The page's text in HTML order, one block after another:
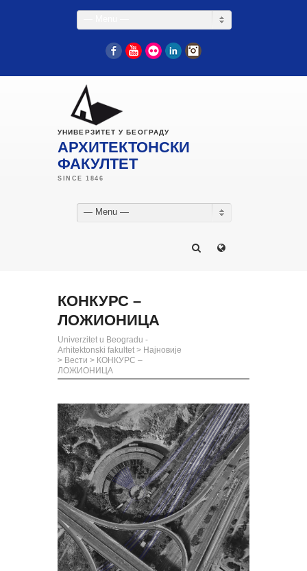
FacebookYouTube
Flickr LinkedIn
УНИВЕРЗИТЕТ У БЕОГРАДУ
АРХИТЕКТОНСКИ
ФАКУЛТЕТ
— Menu —
КОНКУРС –
ЛОЖИОНИЦА
Univerzitet u Beogradu -
Arhitektonski fakultet > Најновије
> Вести > КОНКУРС –
ЛОЖИОНИЦА